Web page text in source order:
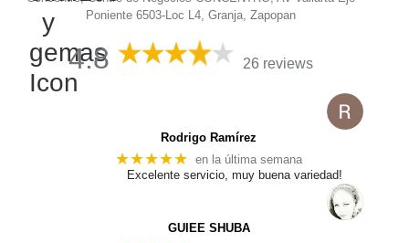
Poniente 6503-Loc L4, Granja, Zapopan
4.8 26 reviews
Rodrigo Ramírez
★★★★★ en la última semana
Excelente servicio, muy buena variedad!
GUIEE SHUBA